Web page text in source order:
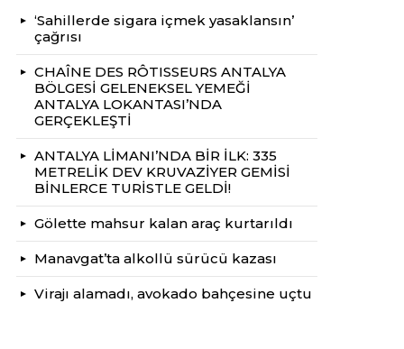
‘Sahillerde sigara içmek yasaklansın’
çağrısı
CHAÎNE DES RÔTISSEURS ANTALYA
BÖLGESİ GELENEKSEL YEMEĞİ
ANTALYA LOKANTASI’NDA
GERÇEKLEŞTİ
ANTALYA LİMANI’NDA BİR İLK: 335
METRELİK DEV KRUVAZİYER GEMİSİ
BİNLERCE TURİSTLE GELDİ!
Gölette mahsur kalan araç kurtarıldı
Manavgat’ta alkollü sürücü kazası
Virajı alamadı, avokado bahçesine uçtu